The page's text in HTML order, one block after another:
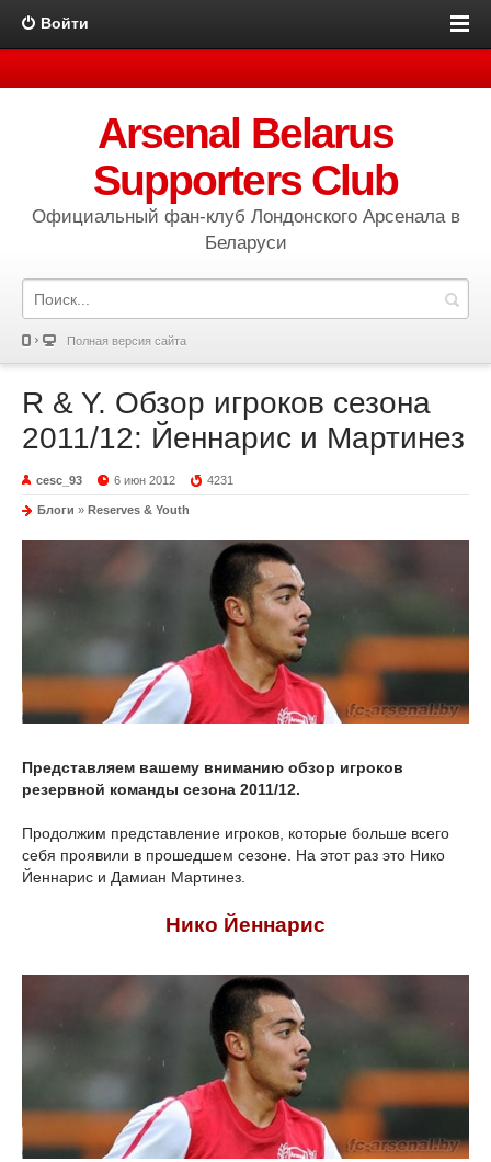
Войти
Arsenal Belarus
Supporters Club
Официальный фан-клуб Лондонского Арсенала в
Беларуси
Полная версия сайта
R & Y. Обзор игроков сезона
2011/12: Йеннарис и Мартинез
cesc_93 6 июн 2012 4231
Блоги » Reserves & Youth
Представляем вашему вниманию обзор игроков
резервной команды сезона 2011/12.
Продолжим представление игроков, которые больше всего
себя проявили в прошедшем сезоне. На этот раз это Нико
Йеннарис и Дамиан Мартинез.
Нико Йеннарис